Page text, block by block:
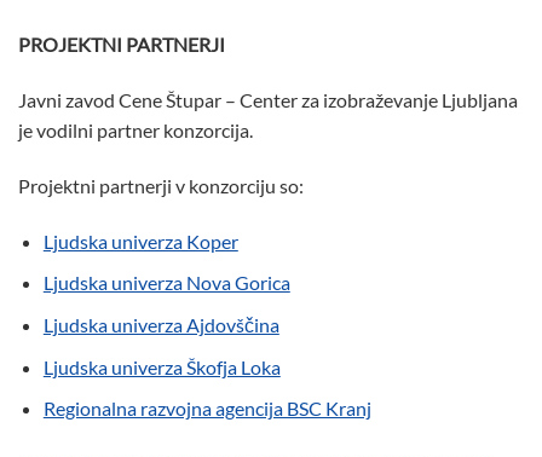
PROJEKTNI PARTNERJI
Javni zavod Cene Štupar – Center za izobraževanje Ljubljana
je vodilni partner konzorcija.
Projektni partnerji v konzorciju so:
Ljudska univerza Koper
Ljudska univerza Nova Gorica
Ljudska univerza Ajdovščina
Ljudska univerza Škofja Loka
Regionalna razvojna agencija BSC Kranj